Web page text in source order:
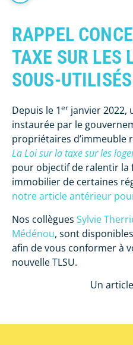
RAPPEL
TAXE SUR LES
SOUS-UTILISÉS
Depuis le 1er janvier 2022,
instaurée par le
propriétaires d’immeuble
La Loi sur la taxe sur les
pour objectif de ralentir la
immobilier de certaines
notre article antérieur
Nos collègues Sylvie
Médénou, sont
afin de vous conformer à
nouvelle TLSU.
Un